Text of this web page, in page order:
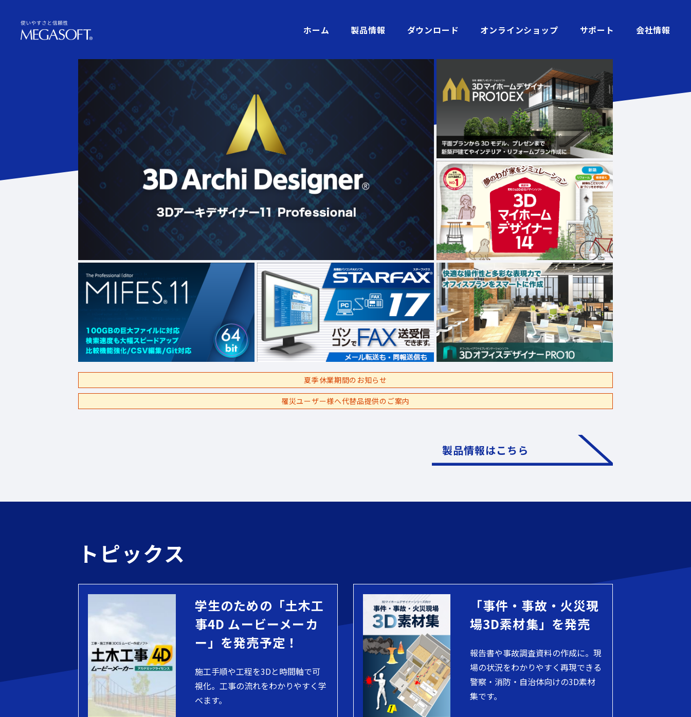
ホーム 製品情報 ダウンロード オンラインショップ サポート 会社情報
製品情報はこちら
夏季休業期間のお知らせ
罹災ユーザー様へ代替品提供のご案内
トピックス
学生のための「土木工
事4D ムービーメーカ
ー」を発売予定！
施工手順や工程を3Dと時間軸で可
視化。工事の流れをわかりやすく学
べます。
「事件・事故・火災現
場3D素材集」を発売
報告書や事故調査資料の作成に。現
場の状況をわかりやすく再現できる
警察・消防・自治体向けの3D素材
集です。